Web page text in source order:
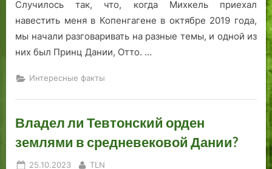
Случилось так, что, когда Михкель приехал
навестить меня в Копенгагене в октябре 2019 года,
мы начали разговаривать на разные темы, и одной из
них был Принц Дании, Отто. …
Интересные факты
Владел ли Тевтонский орден
землями в средневековой Дании?
Posted
25.10.2023 By
TLN